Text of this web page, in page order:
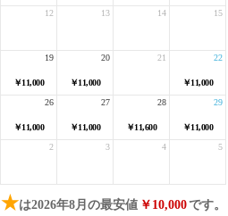
12 13 14 15
￥11,000
19
￥11,000
20 21
￥11,000
22
￥11,000
26
￥11,000
27
￥11,600
28
￥11,000
29
2 3 4 5
★は2026年8月の最安値 ￥10,000です。